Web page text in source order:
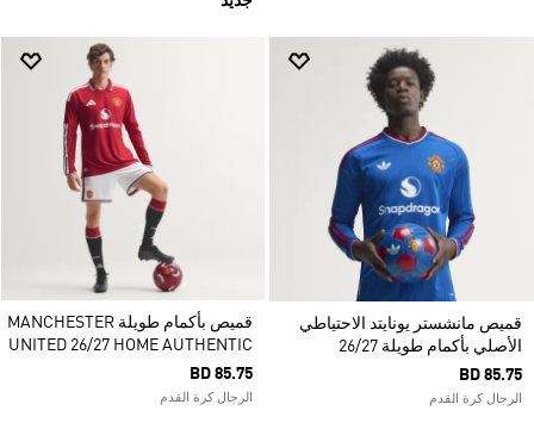
قميص مانشستر يونايتد الاحتياطي
الأصلي بأكمام طويلة 26/27
BD 85.75
الرجال كرة القدم
قميص بأكمام طويلة MANCHESTER
UNITED 26/27 HOME AUTHENTIC
BD 85.75
الرجال كرة القدم